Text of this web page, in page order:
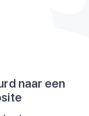
naar een